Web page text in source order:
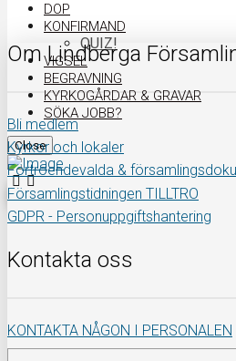
DOP
KONFIRMAND
QUIZ!
VIGSEL
BEGRAVNING
KYRKOGÅRDAR & GRAVAR
SÖKA JOBB?
Close
Om Lindberga
Bli medlem
Kyrkor och lokaler
Förtroendevalda &
Församlingstidningen TILLTRO
GDPR - Personuppgiftshantering
Kontakta oss
KONTAKTA NÅGON I PERSONALEN